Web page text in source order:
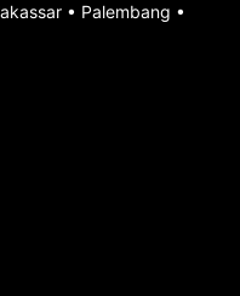
• Palembang •